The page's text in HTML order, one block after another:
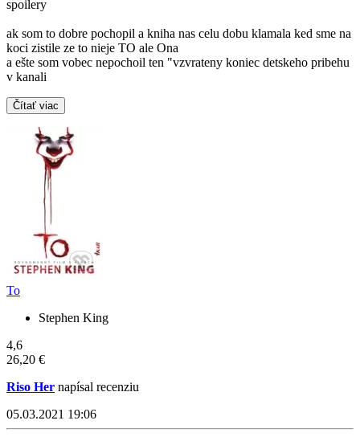
spoilery
ak som to dobre pochopil a kniha nas celu dobu klamala ked sme na
koci zistile ze to nieje TO ale Ona
a ešte som vobec nepochoil ten "vzvrateny koniec detskeho pribehu
v kanali
Čítať viac
To
Stephen King
4,6
26,20 €
Riso Her napísal recenziu
05.03.2021 19:06